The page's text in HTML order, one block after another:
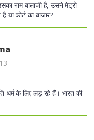
नाम बालाजी है, उसने मेट्रो
या कोर्ट का बाजार?
धर्म के लिए लड़ रहे हैं। भारत की